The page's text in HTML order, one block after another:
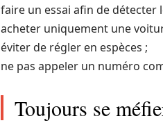
faire un essai afin de détecter
acheter uniquement une
éviter de régler en espèces ;
ne pas appeler un numéro
Toujours se